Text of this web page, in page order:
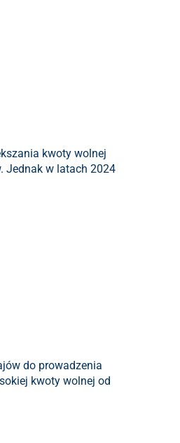
kwoty wolnej
Jednak w latach 2024
do prowadzenia
kwoty wolnej od